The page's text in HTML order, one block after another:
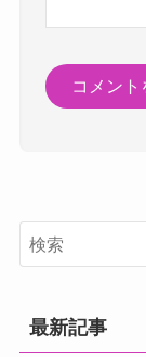
最新記事